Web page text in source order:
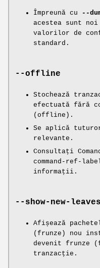
Împreună cu --
acestea sunt
valorilor de
standard.
--offline
Stochează
efectuată fără
(offline).
Se aplică
relevante.
Consultați
command-ref-
informații.
--show-new-leaves
Afișează
(frunze) nou
devenit frunze
tranzacție.